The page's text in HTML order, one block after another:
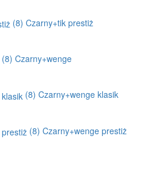
(8) Czarny+tik prestiż
(8) Czarny+wenge
(8) Czarny+wenge klasik
(8) Czarny+wenge prestiż